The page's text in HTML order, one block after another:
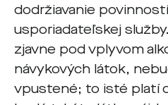
dodržiavanie
usporiadateľskej
zjavne pod vplyvom
návykových látok,
vpustené; to isté platí